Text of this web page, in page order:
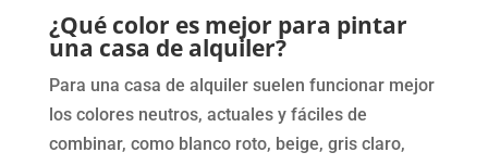
¿Qué color es mejor para pintar
una casa de alquiler?
Para una casa de alquiler suelen funcionar mejor
los colores neutros, actuales y fáciles de
combinar, como blanco roto, beige, gris claro,